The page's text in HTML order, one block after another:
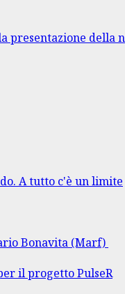
presentazione della
A tutto c'è un limite
Bonavita (Marf)
il progetto PulseR